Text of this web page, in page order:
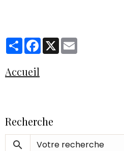
PartagerFacebook
X
Accueil
Recherche